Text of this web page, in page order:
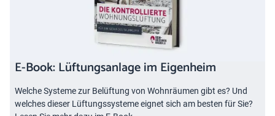
E-Book: Lüftungsanlage im Eigenheim
Welche Systeme zur Belüftung von Wohnräumen gibt es? Und
welches dieser Lüftungssysteme eignet sich am besten für Sie?